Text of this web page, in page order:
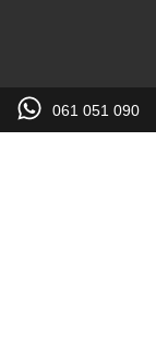
061 051 090